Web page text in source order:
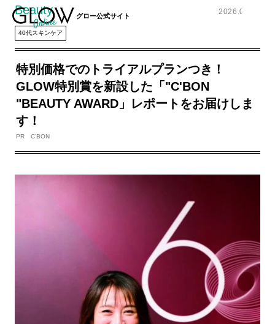
グロー公式サイト
2026.03.23
Beauty
40代スキンケア
特別価格でのトライアルプランつき！
GLOW特別賞を新設した「"C'BON
"BEAUTY AWARD」レポートをお届けしま
す！
PR C’BON